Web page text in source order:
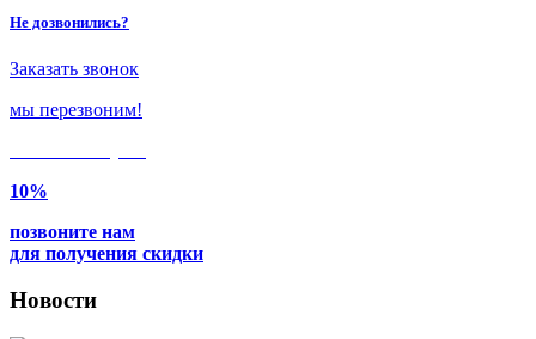
Не дозвонились?
Заказать звонок
мы перезвоним!
10%
позвоните нам
для получения скидки
Новости